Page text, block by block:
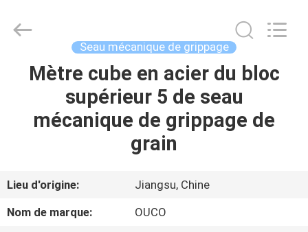
MAISON
VIDÉOS
GROUP
Seau mécanique de grippage
Mètre cube en acier du bloc
supérieur 5 de seau
mécanique de grippage de
grain
Lieu d'origine:
Jiangsu, Chine
Nom de marque:
OUCO